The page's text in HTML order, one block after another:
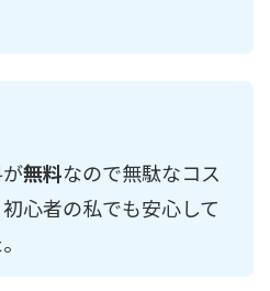
無料なので無駄なコス
心者の私でも安心して